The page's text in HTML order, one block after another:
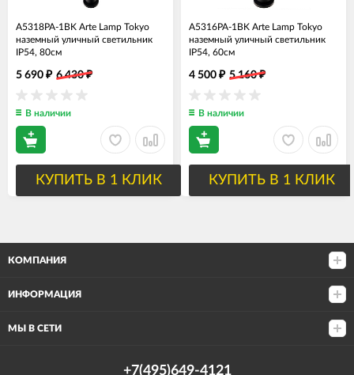
A5318PA-1BK Arte Lamp Tokyo
наземный уличный светильник
IP54, 80см
5 690 ₽ 6 430₽
В наличии
КУПИТЬ В 1 КЛИК
A5316PA-1BK Arte Lamp Tokyo
наземный уличный светильник
IP54, 60см
4 500 ₽ 5 160₽
В наличии
КУПИТЬ В 1 КЛИК
КОМПАНИЯ
ИНФОРМАЦИЯ
МЫ В СЕТИ
+7(495)649-4121